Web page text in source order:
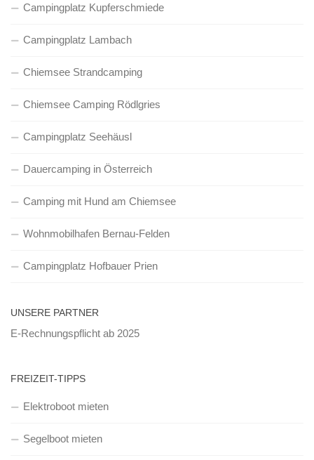
Campingplatz Kupferschmiede
Campingplatz Lambach
Chiemsee Strandcamping
Chiemsee Camping Rödlgries
Campingplatz Seehäusl
Dauercamping in Österreich
Camping mit Hund am Chiemsee
Wohnmobilhafen Bernau-Felden
Campingplatz Hofbauer Prien
UNSERE PARTNER
E-Rechnungspflicht ab 2025
FREIZEIT-TIPPS
Elektroboot mieten
Segelboot mieten